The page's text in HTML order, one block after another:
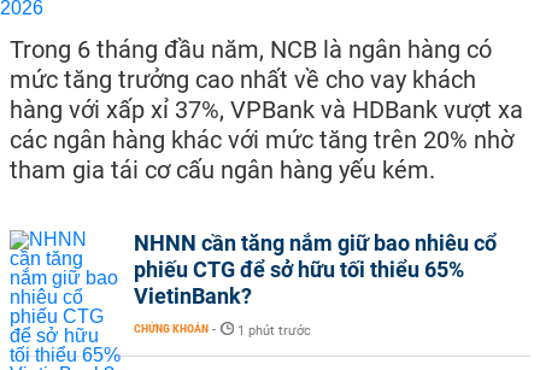
Trong 6 tháng đầu năm, NCB là ngân hàng có
mức tăng trưởng cao nhất về cho vay khách
hàng với xấp xỉ 37%, VPBank và HDBank vượt xa
các ngân hàng khác với mức tăng trên 20% nhờ
tham gia tái cơ cấu ngân hàng yếu kém.
NHNN cần tăng nắm giữ bao nhiêu cổ
phiếu CTG để sở hữu tối thiểu 65%
VietinBank?
CHỨNG KHOÁN - 1 phút trước